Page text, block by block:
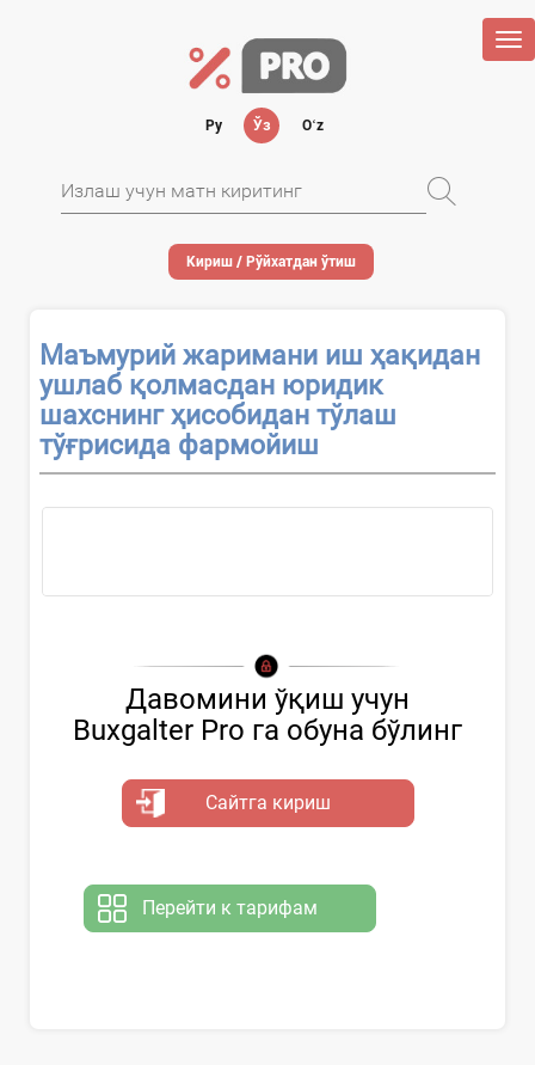
Ру Ўз Oʻz
Кириш / Рўйхатдан ўтиш
Маъмурий жаримани иш ҳақидан
ушлаб қолмасдан юридик
шахснинг ҳисобидан тўлаш
тўғрисида фармойиш
Давомини ўқиш учун
Buxgalter Pro га обуна бўлинг
Сайтга кириш
Перейти к тарифам